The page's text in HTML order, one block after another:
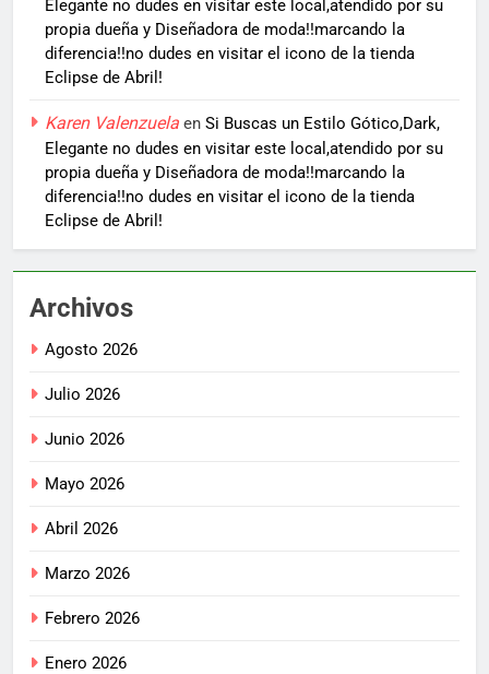
Elegante no dudes en visitar este local,atendido por su
propia dueña y Diseñadora de moda!!marcando la
diferencia!!no dudes en visitar el icono de la tienda
Eclipse de Abril!
Karen Valenzuela en Si Buscas un Estilo Gótico,Dark,
Elegante no dudes en visitar este local,atendido por su
propia dueña y Diseñadora de moda!!marcando la
diferencia!!no dudes en visitar el icono de la tienda
Eclipse de Abril!
Archivos
Agosto 2026
Julio 2026
Junio 2026
Mayo 2026
Abril 2026
Marzo 2026
Febrero 2026
Enero 2026